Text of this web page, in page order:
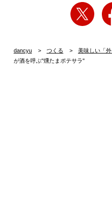
dancyu つくる 美味しい「
が酒を呼ぶ"燻たまポテサラ"